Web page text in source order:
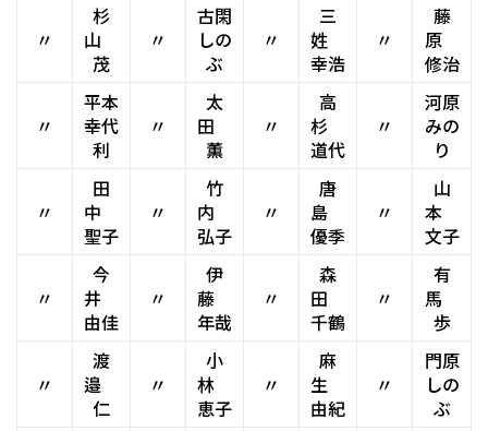
〃
杉
山
茂
〃
古閑
しの
ぶ
〃
三
姓
幸浩
〃
藤
原
修治
〃
平本
幸代
利
〃
太
田
薫
〃
高
杉
道代
〃
河原
みの
り
〃
田
中
聖子
〃
竹
内
弘子
〃
唐
島
優季
〃
山
本
文子
〃
今
井
由佳
〃
伊
藤
年哉
〃
森
田
千鶴
〃
有
馬
歩
〃
渡
邉
仁
〃
小
林
恵子
〃
麻
生
由紀
〃
門原
しの
ぶ